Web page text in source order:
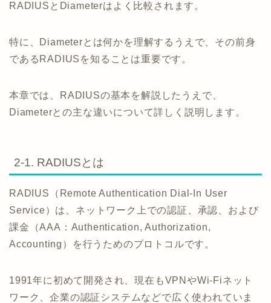
RADIUSとDiameterはよく比較されます。
特に、Diameterとは何かを理解するうえで、その前身
であるRADIUSを知ることは重要です。
本章では、RADIUSの基本を解説したうえで、
Diameterとの主な違いについて詳しく説明します。
2-1. RADIUSとは
RADIUS（Remote Authentication Dial-In User
Service）は、ネットワーク上での認証、承認、および
課金（AAA：Authentication, Authorization,
Accounting）を行うためのプロトコルです。
1991年に初めて開発され、現在もVPNやWi-Fiネット
ワーク、企業の認証システムなどで広く使われていま